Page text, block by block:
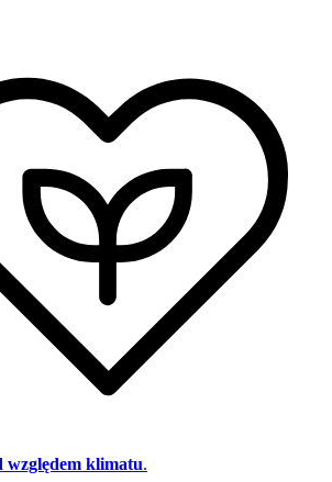
względem klimatu.